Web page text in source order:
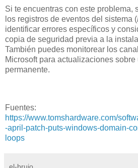
Si te encuentras con este problema,
los registros de eventos del sistema (
identificar errores específicos y
copia de seguridad previa a la
También puedes monitorear los
Microsoft para actualizaciones
permanente.
Fuentes:
https://www.tomshardware.com/
-april-patch-puts-windows-domain-
loops